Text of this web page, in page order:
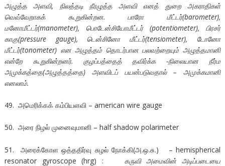
அழுத்த அளவி, நிலத்தடி நீரழுத்த அளவி எனத் துறை அகராதிகள்
வெவ்வேறாகக் கூறுகின்றன. பாரோ மீட்டர்(barometer),
மனோமீட்டர்(manometer), பொடேன்சியோமீட்டர் (potentiometer), பிரசர்
காகு(pressure gauge), டென்சினோ மீட்டர்(tensiometer), டோனோ
மீட்டர்(tonometer) என அழுத்தம் தொடர்பான பலவற்றையும் அழுத்தமானி
என்றே கூறுகின்றனர். குழப்பத்தைத் தவிர்க்க -நிலையான நீர்ம
அமுக்கத்தை(அழுத்தத்தை) அளவிடப் பயன்படுவதால் – அமுக்கமானி
எனலாம்.
49. அமெரிக்கக் கம்பியளவி – american wire gauge
50. அரை நிழல் முனைவுமானி – half shadow polarimeter
51. அரைக்கோள ஒத்ததிர்வு சுழல் நோக்கி(அ.ஒ.சு.) – hemispherical
resonator gyroscope (hrg) : கருவி அமைவின் அடிப்படையை